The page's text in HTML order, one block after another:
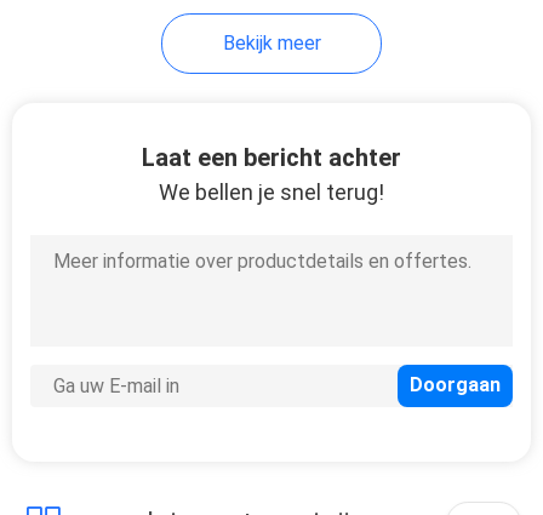
Snelle
Tower
Bekijk meer
Laat een bericht achter
We bellen je snel terug!